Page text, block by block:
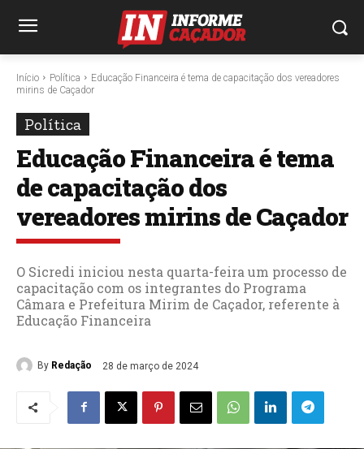
Início Política
Educação Financeira é tema de capacitação dos vereadores
mirins de Caçador
Política
Educação Financeira é tema
de capacitação dos
vereadores mirins de Caçador
O Sicredi iniciou nesta quarta-feira um processo de
capacitação com os integrantes do Programa
Câmara e Prefeitura Mirim de Caçador, referente à
Educação Financeira
By Redação 28 de março de 2024